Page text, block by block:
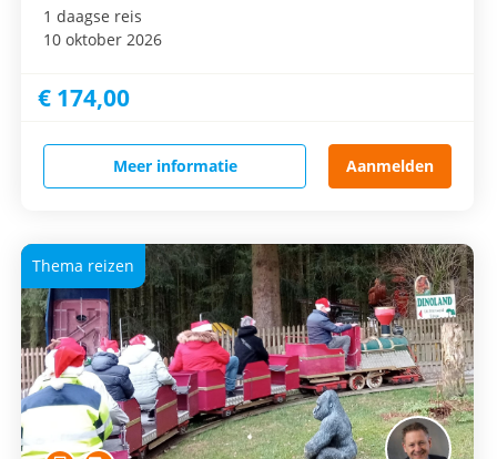
1 daagse reis
10 oktober 2026
€ 174,00
Meer informatie Aanmelden
Thema reizen